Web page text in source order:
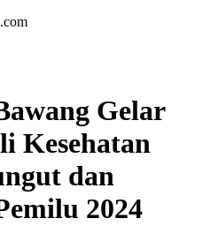
Gelar
Kesehatan
dan
2024